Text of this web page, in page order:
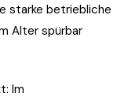
starke betriebliche
Alter spürbar
Im